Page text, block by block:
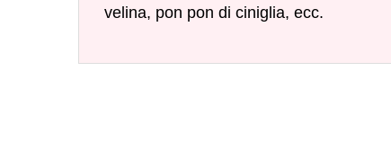
velina, pon pon di ciniglia, ecc.